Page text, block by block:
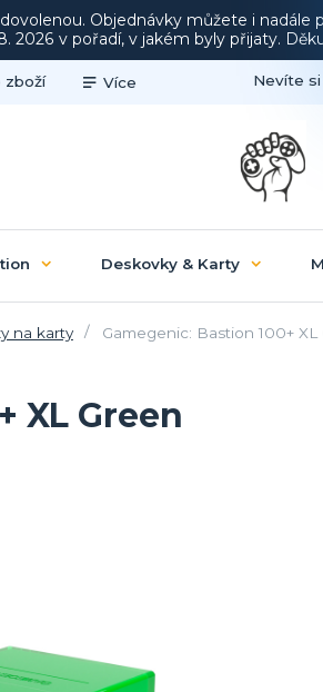
Objednávky můžete i
2026 v pořadí, v jakém byly přijaty.
zboží Více Nevíte
Deskovky & Karty
na karty Gamegenic: Bastion 100+ XL
XL Green